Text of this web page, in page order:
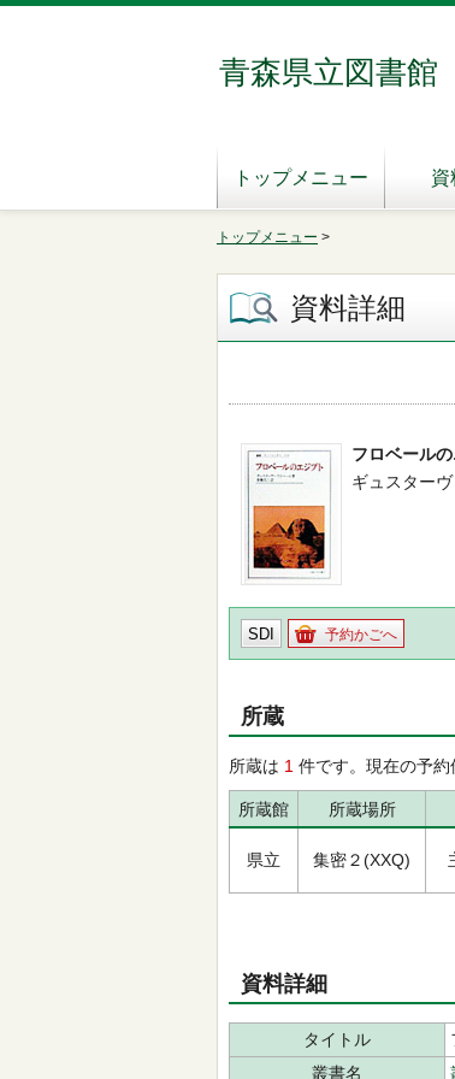
青森県立図書館
トップメニュー 資
トップメニュー >
資料詳細
フロベール
ギュスター
SDI 予約かごへ
所蔵
所蔵は 1 件です。現在の予約
所蔵館 所蔵場所
県立 集密２(XXQ)
資料詳細
タイトル
叢書名